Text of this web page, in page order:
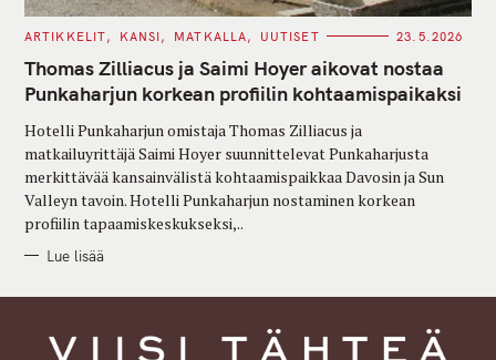
C
T
E
G
O
I
E
S
ARTIKKELIT KANSI MATKALLA UUTISET 23.5.2026
Thomas Zilliacus ja Saimi Hoyer aikovat nostaa
Punkaharjun korkean profiilin kohtaamispaikaksi
Hotelli Punkaharjun omistaja Thomas Zilliacus ja
matkailuyrittäjä Saimi Hoyer suunnittelevat Punkaharjusta
merkittävää kansainvälistä kohtaamispaikkaa Davosin ja Sun
Valleyn tavoin. Hotelli Punkaharjun nostaminen korkean
profiilin tapaamiskeskukseksi,..
Lue lisää